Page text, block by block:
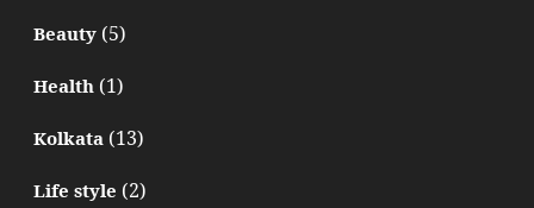
Beauty(5)
Health(1)
Kolkata(13)
Life style (2)